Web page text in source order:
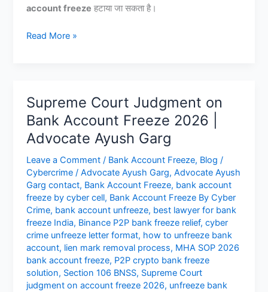
account freeze हटाया जा सकता है।
फ्रीज
अनफ्रीज
करें?
7
Me
Unfreeze
Karne
Ka
Legal
Tarika
Read More »
Supreme Court Judgment on
Bank Account Freeze 2026 |
Advocate Ayush Garg
Leave a Comment / Bank Account Freeze, Blog /
Cybercrime/Advocate Ayush Garg,Advocate Ayush
Garg contact, Bank Account Freeze, bank account
freeze by cyber cell, Bank Account Freeze By Cyber
Crime, bank account unfreeze, best lawyer for bank
freeze India, Binance P2P bank freeze relief,cyber
crime unfreeze letter format, how to unfreeze bank
account, lien mark removal process, MHA SOP 2026
bank account freeze, P2P crypto bank freeze
solution, Section 106 BNSS, Supreme Court
judgment on account freeze 2026, unfreeze bank